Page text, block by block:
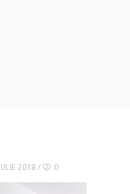
2018 0